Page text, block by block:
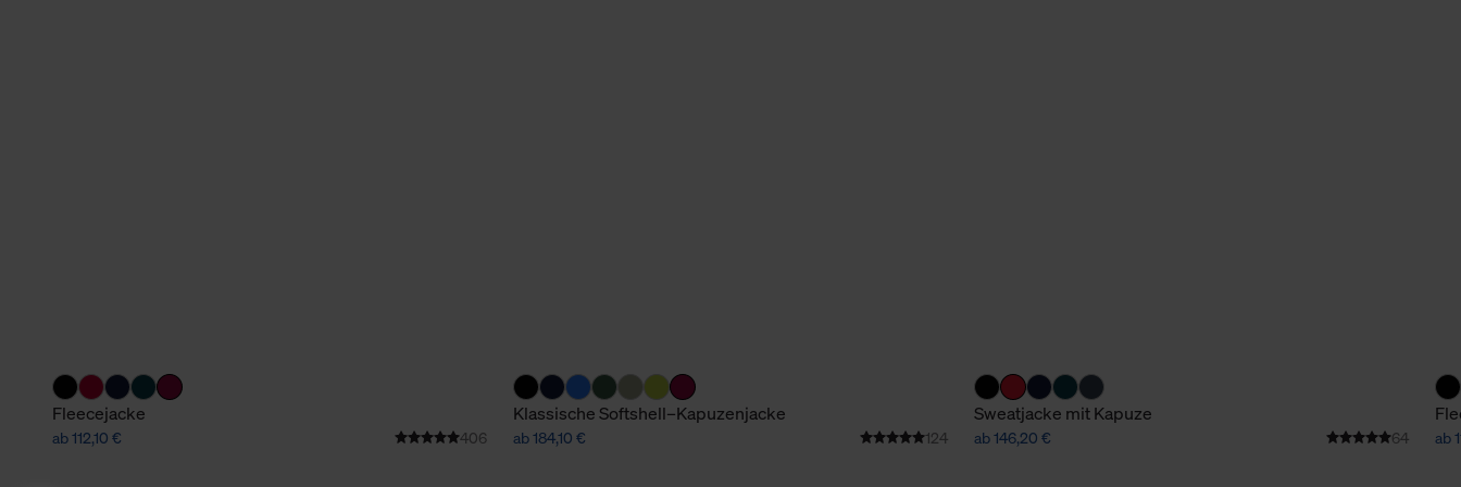
Fleecejacke
ab 112,10 € 406
Klassische Softshell–Kapuzenjacke
ab 184,10 € 124
Sweatjacke mit Kapuze
ab 146,20 € 64 ab